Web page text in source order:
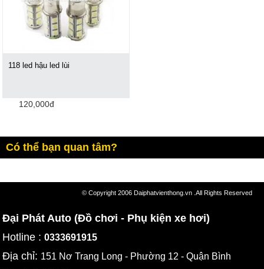
118 led hậu led lùi
120,000đ
Có thể bạn quan tâm?
© Copyright 2006 Daiphatvienthong.vn .All Rights Reserved
Đại Phát Auto (Đồ chơi - Phụ kiện xe hơi)
Hotline :0333691915
Địa chỉ: 151 Nơ Trang Long - Phường 12 - Quận Bình